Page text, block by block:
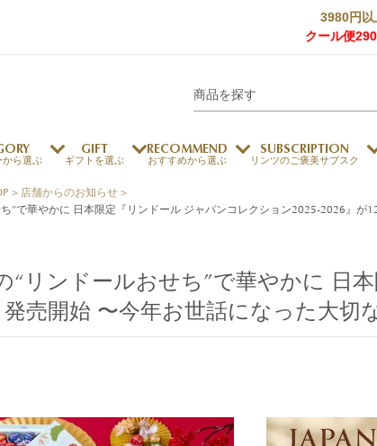
3980円
クール便
から選ぶ
GIFT
ギフトを選ぶ
RECOMMEND
おすすめから選ぶ
SUBSCRIPTION
リンツのご褒美サブスク
リンツの歴史 サステナビリティ
> 店舗からのお知らせ >
”で華やかに 日本限定『リンドール ジャパンコレクション2025-2026』
“リンドールおせち”で華やかに 日
売開始 〜今年お世話になった大切